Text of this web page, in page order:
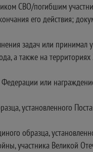
СВО/погибшим
его действия;
задач или принимал
а также на
или
установленного
образца,
участника Великой